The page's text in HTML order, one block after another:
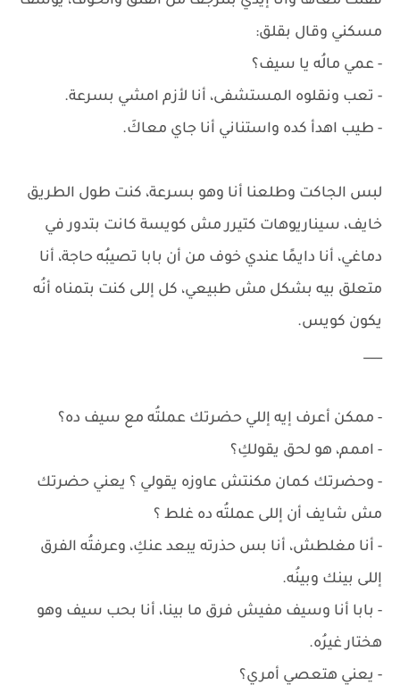
مسكني وقال بقلق:
- عمي مالُه يا سيف؟
- تعب ونقلوه المستشفى، أنا لأزم امشي بسرعة.
- طيب اهدأ كده واستناني أنا جاي معاكَ.
لبس الجاكت وطلعنا أنا وهو بسرعة، كنت طول الطريق
خايف، سيناريوهات كتيرر مش كويسة كانت بتدور في
دماغي، أنا دايمًا عندي خوف من أن بابا تصيبُه حاجة، أنا
متعلق بيه بشكل مش طبيعي، كل إللى كنت بتمناه أنُه
يكون كويس.
___
- ممكن أعرف إيه إللي حضرتك عملتُه مع سيف ده؟
- اممم، هو لحق يقولكِ؟
- وحضرتك كمان مكنتش عاوزه يقولي ؟ يعني حضرتك
مش شايف أن إللى عملتُه ده غلط ؟
- أنا مغلطش، أنا بس حذرته يبعد عنكِ، وعرفتُه الفرق
إللى بينك وبينُه.
- بابا أنا وسيف مفيش فرق ما بينا، أنا بحب سيف وهو
هختار غيرُه.
- يعني هتعصي أمري؟